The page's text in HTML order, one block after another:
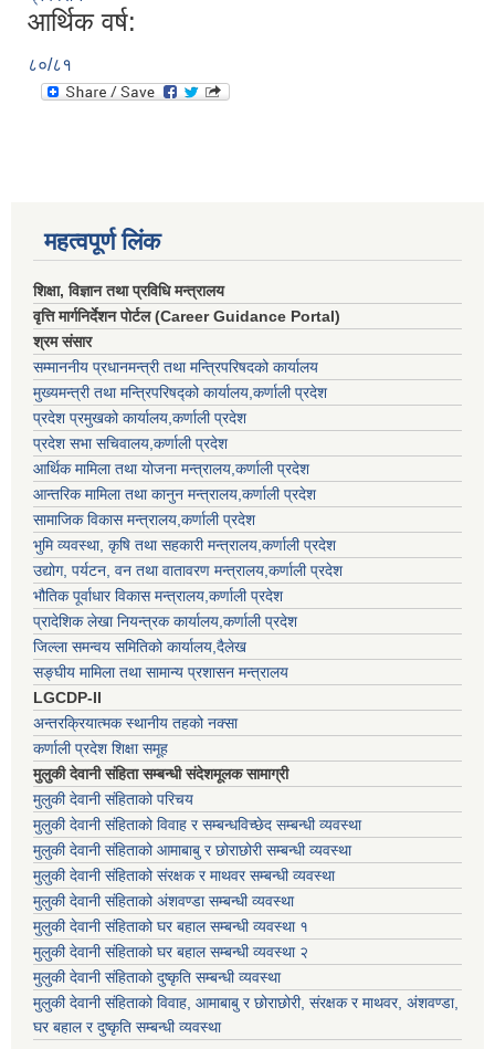
आर्थिक वर्ष:
८०/८१
महत्वपूर्ण लिंक
शिक्षा, विज्ञान तथा प्रविधि मन्त्रालय
वृत्ति मार्गनिर्देशन पोर्टल (Career Guidance Portal)
श्रम संसार
सम्माननीय प्रधानमन्त्री तथा मन्त्रिपरिषद‌को कार्यालय
मुख्यमन्त्री तथा मन्त्रिपरिषद्को कार्यालय,कर्णाली प्रदेश
प्रदेश प्रमुखको कार्यालय,कर्णाली प्रदेश
प्रदेश सभा सचिवालय,कर्णाली प्रदेश
आर्थिक मामिला तथा योजना मन्त्रालय,कर्णाली प्रदेश
आन्तरिक मामिला तथा कानुन मन्त्रालय,कर्णाली प्रदेश
सामाजिक विकास मन्त्रालय,कर्णाली प्रदेश
भुमि व्यवस्था, कृषि तथा सहकारी मन्त्रालय,कर्णाली प्रदेश
उद्योग, पर्यटन, वन तथा वातावरण मन्त्रालय,कर्णाली प्रदेश
भौतिक पूर्वाधार विकास मन्त्रालय,कर्णाली प्रदेश
प्रादेशिक लेखा नियन्त्रक कार्यालय,कर्णाली प्रदेश
जिल्ला समन्वय समितिको कार्यालय,दैलेख
सङ्घीय मामिला तथा सामान्य प्रशासन मन्त्रालय
LGCDP-II
अन्तरक्रियात्मक स्थानीय तहको नक्सा
कर्णाली प्रदेश शिक्षा समूह
मुलुकी देवानी संहिता सम्बन्धी संदेशमूलक सामाग्री
मुलुकी देवानी संहिताको परिचय
मुलुकी देवानी संहिताको विवाह र सम्बन्धविच्छेद सम्बन्धी व्यवस्था
मुलुकी देवानी संहिताको आमाबाबु र छोराछोरी सम्बन्धी व्यवस्था
मुलुकी देवानी संहिताको संरक्षक र माथवर सम्बन्धी व्यवस्था
मुलुकी देवानी संहिताको अंशवण्डा सम्बन्धी व्यवस्था
मुलुकी देवानी संहिताको घर बहाल सम्बन्धी व्यवस्था १
मुलुकी देवानी संहिताको घर बहाल सम्बन्धी व्यवस्था २
मुलुकी देवानी संहिताको दुष्कृति सम्बन्धी व्यवस्था
मुलुकी देवानी संहिताको विवाह, आमाबाबु र छोराछोरी, संरक्षक र माथवर, अंशवण्डा,
घर बहाल र दुष्कृति सम्बन्धी व्यवस्था